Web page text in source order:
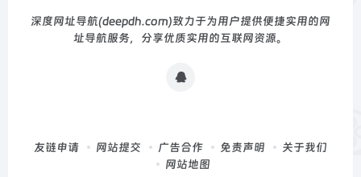
深度网址导航(deepdh.com)致力于为用户提供便捷实用的网
址导航服务，分享优质实用的互联网资源。
友链申请 网站提交 广告合作 免责声明
关于我们
网站地图